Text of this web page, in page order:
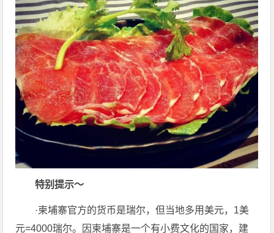
特别提示～
·柬埔寨官方的货币是瑞尔，但当地多用美元，1美
元=4000瑞尔。因柬埔寨是一个有小费文化的国家，建